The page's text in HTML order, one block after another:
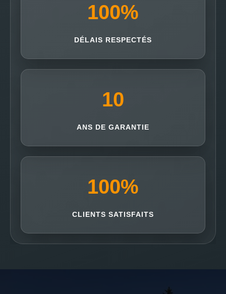
100%
DÉLAIS RESPECTÉS
10
ANS DE GARANTIE
100%
CLIENTS SATISFAITS